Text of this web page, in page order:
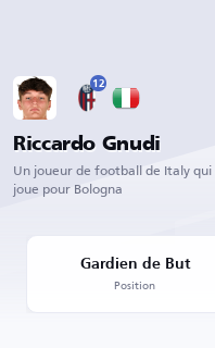
12
Riccardo Gnudi
Un joueur de football de Italy qui
joue pour Bologna
Gardien de But
Position